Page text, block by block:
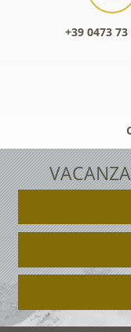
+39 0473 73